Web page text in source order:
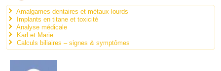
Amalgames dentaires et métaux lourds
Implants en titane et toxicité
Analyse médicale
Karl et Marie
Calculs biliaires – signes & symptômes